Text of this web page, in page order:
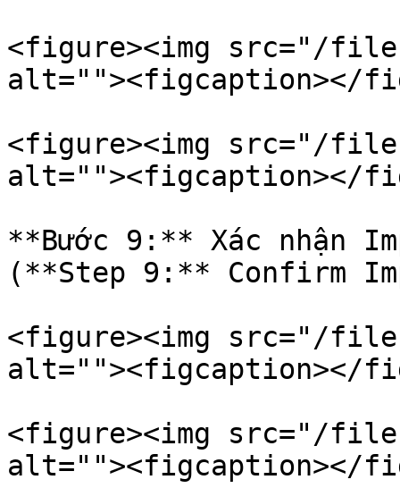
<figure><img src="/
alt=""><figcaption></
<figure><img src="/files/
alt=""><figcaption></
**Bước 9:** Xác nhận
(**Step 9:** Confirm
<figure><img src="/files/
alt=""><figcaption></
<figure><img src="/
alt=""><figcaption></